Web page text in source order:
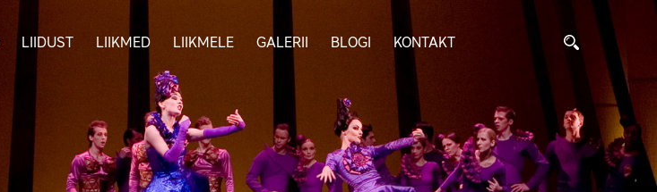
LIIDUST LIIKMED LIIKMELE GALERII BLOGI KONTAKT